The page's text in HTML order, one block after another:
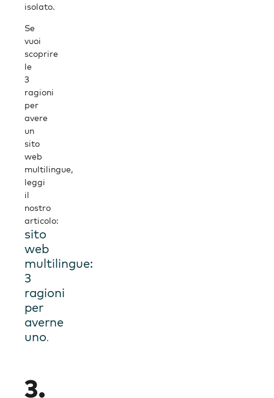
isolato.
Se
vuoi
scoprire
le
3
ragioni
per
avere
un
sito
web
multilingue,
leggi
il
nostro
articolo:
sito
web
multilingue:
3
ragioni
per
averne
uno.
3.